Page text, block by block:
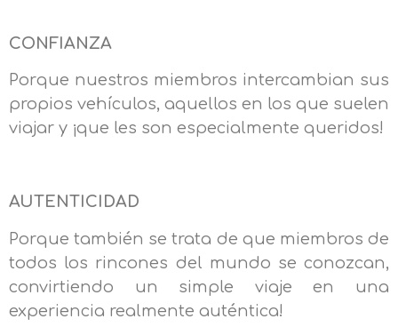
CONFIANZA
Porque nuestros miembros intercambian sus
propios vehículos, aquellos en los que suelen
viajar y ¡que les son especialmente queridos!
AUTENTICIDAD
Porque también se trata de que miembros de
todos los rincones del mundo se conozcan,
convirtiendo un simple viaje en una
experiencia realmente auténtica!